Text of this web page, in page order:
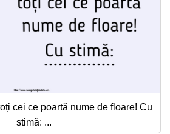
Conecteaza-te
cei ce poartă nume de floare! Cu
stimă: ...